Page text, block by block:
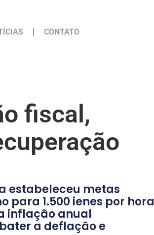
CONTATO
fiscal,
estabeleceu metas
1.500 ienes por hora
inflação anual
a deflação e